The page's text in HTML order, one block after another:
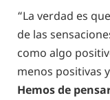
“La verdad es
de las
como algo
menos positivas
Hemos de